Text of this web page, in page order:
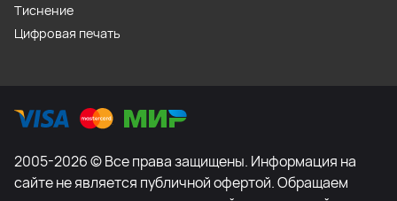
Тиснение
Цифровая печать
2005-2026 © Все права защищены. Информация на
сайте не является публичной офертой. Обращаем